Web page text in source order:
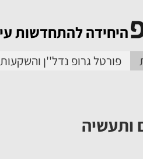
היחידה להתחדשות
פורטל גרופ נדל''ן והשקעות
ותעשיה